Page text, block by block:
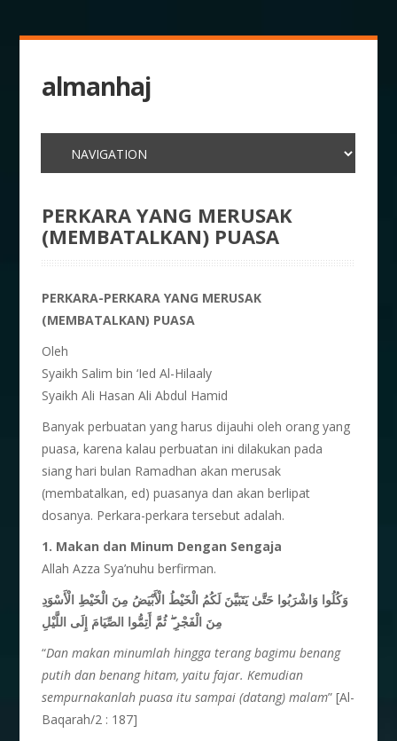
almanhaj
PERKARA YANG MERUSAK
(MEMBATALKAN) PUASA
PERKARA-PERKARA YANG MERUSAK
(MEMBATALKAN) PUASA
Oleh
Syaikh Salim bin ‘Ied Al-Hilaaly
Syaikh Ali Hasan Ali Abdul Hamid
Banyak perbuatan yang harus dijauhi oleh orang yang
puasa, karena kalau perbuatan ini dilakukan pada
siang hari bulan Ramadhan akan merusak
(membatalkan, ed) puasanya dan akan berlipat
dosanya. Perkara-perkara tersebut adalah.
1. Makan dan Minum Dengan Sengaja
Allah Azza Sya’nuhu berfirman.
وَكُلُوا وَاشْرَبُوا حَتَّىٰ يَتَبَيَّنَ لَكُمُ الْخَيْطُ الْأَبْيَضُ مِنَ الْخَيْطِ الْأَسْوَدِ
مِنَ الْفَجْرِ ۖ ثُمَّ أَتِمُّوا الصِّيَامَ إِلَى اللَّيْلِ
“Dan makan minumlah hingga terang bagimu benang
putih dan benang hitam, yaitu fajar. Kemudian
sempurnakanlah puasa itu sampai (datang) malam” [Al-
Baqarah/2 : 187]